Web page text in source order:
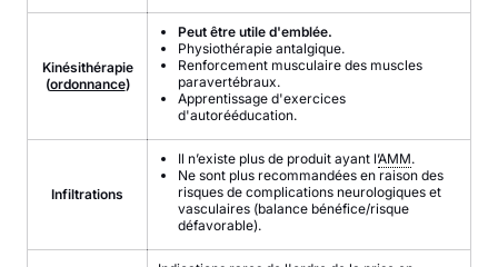
Kinésithérapie
(ordonnance)
Peut être utile d'emblée.
Physiothérapie antalgique.
Renforcement musculaire des muscles
paravertébraux.
Apprentissage d'exercices
d'autorééducation.
Infiltrations
Il n’existe plus de produit ayant l’AMM.
Ne sont plus recommandées en raison des
risques de complications neurologiques et
vasculaires (balance bénéfice/risque
défavorable).